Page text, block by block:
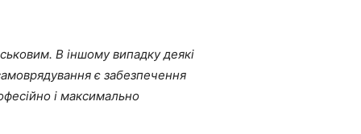
В іншому випадку деякі
є забезпечення
і максимально